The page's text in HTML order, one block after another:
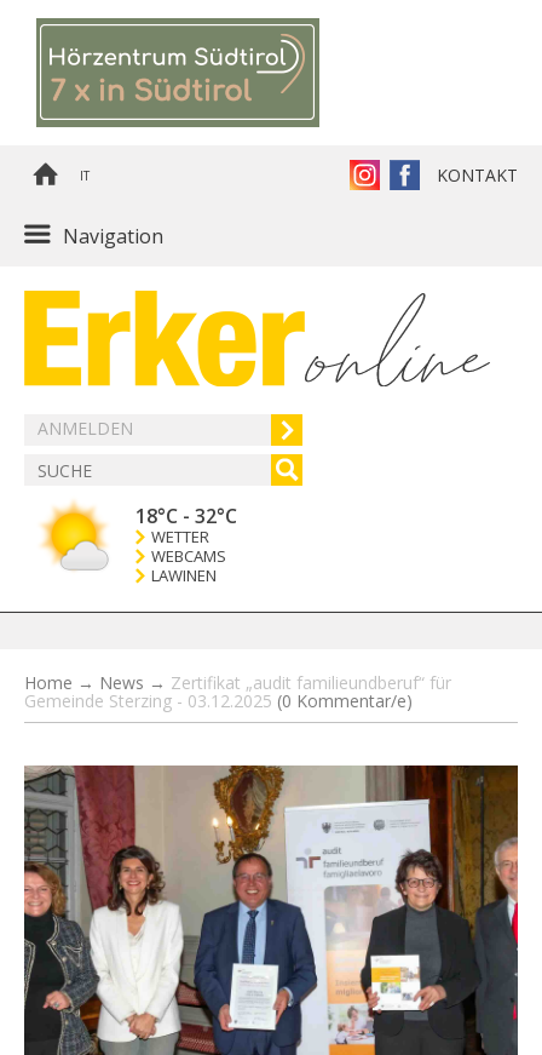
IT KONTAKT
Navigation
ANMELDEN
18°C - 32°C
WETTER
WEBCAMS
LAWINEN
Home → News → Zertifikat „audit familieundberuf“ für
Gemeinde Sterzing - 03.12.2025 (0 Kommentar/e)